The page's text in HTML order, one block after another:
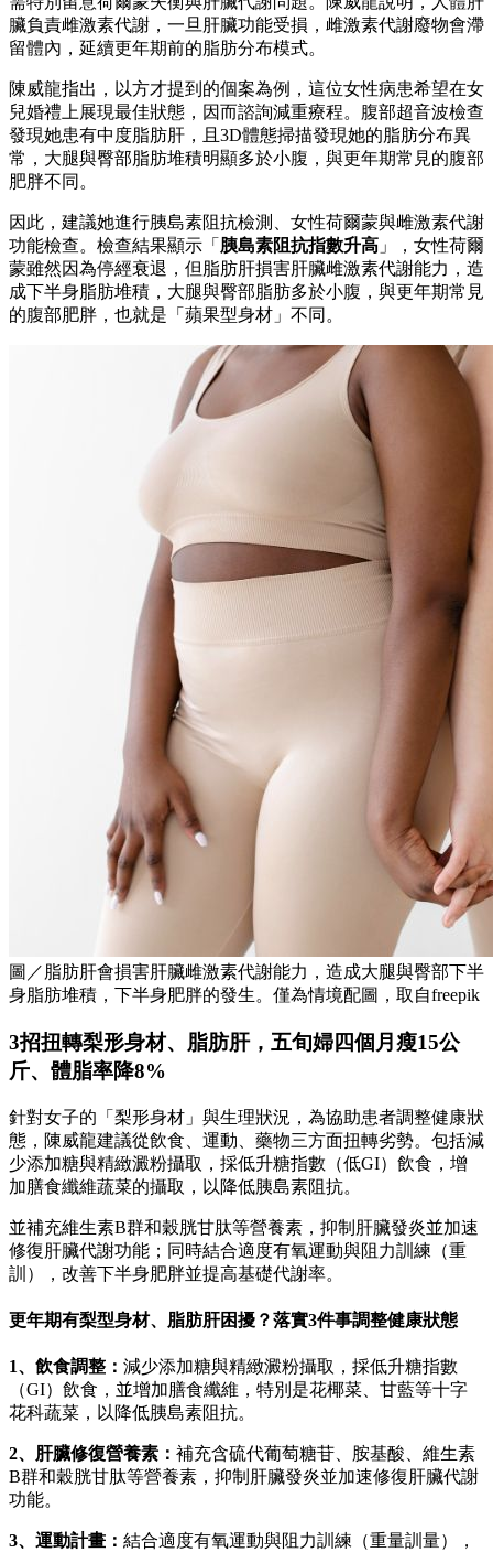
臟負責雌激素代謝，一旦肝臟功能受損，雌激素代謝廢物會滯
留體內，延續更年期前的脂肪分布模式。
陳威龍指出，以方才提到的個案為例，這位女性病患希望在女
兒婚禮上展現最佳狀態，因而諮詢減重療程。腹部超音波檢查
發現她患有中度脂肪肝，且3D體態掃描發現她的脂肪分布異
常，大腿與臀部脂肪堆積明顯多於小腹，與更年期常見的腹部
肥胖不同。
因此，建議她進行胰島素阻抗檢測、女性荷爾蒙與雌激素代謝
功能檢查。檢查結果顯示「 胰島素阻抗指數升高 」，女性荷爾
蒙雖然因為停經衰退，但脂肪肝損害肝臟雌激素代謝能力，造
成下半身脂肪堆積，大腿與臀部脂肪多於小腹，與更年期常見
的腹部肥胖，也就是「蘋果型身材」不同。
圖／脂肪肝會損害肝臟雌激素代謝能力，造成大腿與臀部下半
身脂肪堆積，下半身肥胖的發生。僅為情境配圖，取自freepik
3招扭轉梨形身材、脂肪肝，五旬婦四個月瘦15公
斤、體脂率降8%
針對女子的「梨形身材」與生理狀況，為協助患者調整健康狀
態，陳威龍建議從飲食、運動、藥物三方面扭轉劣勢。包括減
少添加糖與精緻澱粉攝取，採低升糖指數（低GI）飲食，增
加膳食纖維蔬菜的攝取，以降低胰島素阻抗。
並補充維生素B群和穀胱甘肽等營養素，抑制肝臟發炎並加速
修復肝臟代謝功能；同時結合適度有氧運動與阻力訓練（重
訓），改善下半身肥胖並提高基礎代謝率。
更年期有梨型身材、脂肪肝困擾？落實3件事調整健康狀態
1、飲食調整： 減少添加糖與精緻澱粉攝取，採低升糖指數
（GI）飲食，並增加膳食纖維，特別是花椰菜、甘藍等十字
花科蔬菜，以降低胰島素阻抗。
2、肝臟修復營養素： 補充含硫代葡萄糖苷、胺基酸、維生素
B群和穀胱甘肽等營養素，抑制肝臟發炎並加速修復肝臟代謝
功能。
3、運動計畫： 結合適度有氧運動與阻力訓練（重量訓量），